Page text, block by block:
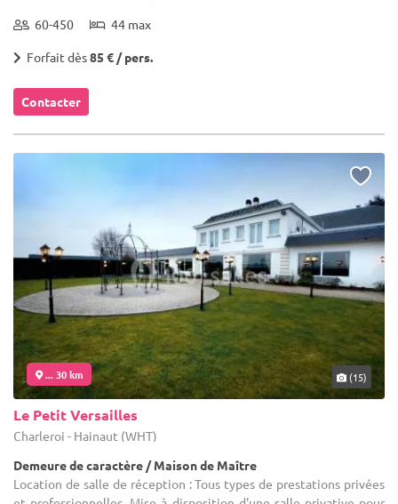
60-450 44 max
Forfait dès85 € / pers.
Contacter
... 30 km (15)
Le Petit Versailles
Charleroi - Hainaut (WHT)
Demeure de caractère / Maison de Maître
Location de salle de réception : Tous types de prestations privées